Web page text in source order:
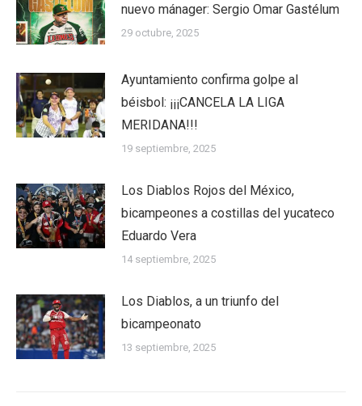
nuevo mánager: Sergio Omar Gastélum
29 octubre, 2025
Ayuntamiento confirma golpe al
béisbol: ¡¡¡CANCELA LA LIGA
MERIDANA!!!
19 septiembre, 2025
Los Diablos Rojos del México,
bicampeones a costillas del yucateco
Eduardo Vera
14 septiembre, 2025
Los Diablos, a un triunfo del
bicampeonato
13 septiembre, 2025